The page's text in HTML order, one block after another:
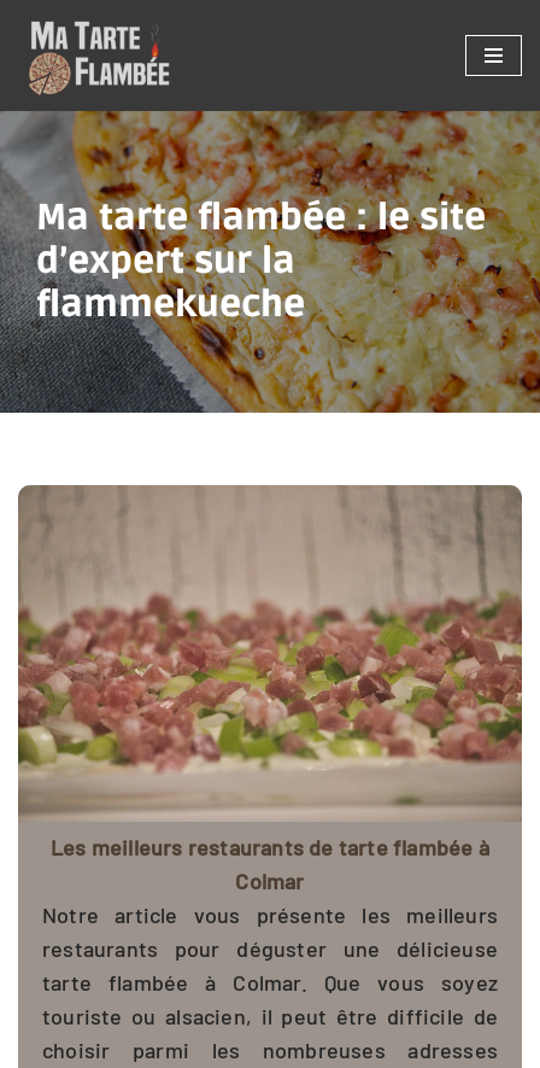
Aller
au
contenu
Ma tarte flambée : le site
d’expert sur la
flammekueche
Les meilleurs restaurants de tarte flambée à
Colmar
Notre article vous présente les meilleurs
restaurants pour déguster une délicieuse
tarte flambée à Colmar. Que vous soyez
touriste ou alsacien, il peut être difficile de
choisir parmi les nombreuses adresses